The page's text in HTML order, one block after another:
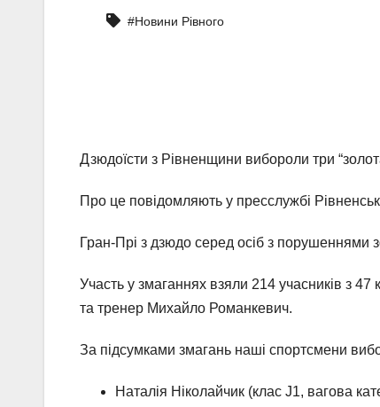
#Новини Рівного
Дзюдоїсти з Рівненщини вибороли три
Про це повідомляють у пресслужбі
Гран-Прі з дзюдо серед осіб з порушеннями
Участь у змаганнях взяли 214 учасників з 47
та тренер Михайло Романкевич.
За підсумками змагань наші спортсмени
Наталія Ніколайчик (клас J1, вагова